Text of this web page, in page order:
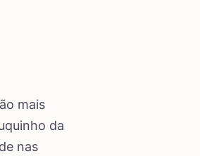
mais
da
nas